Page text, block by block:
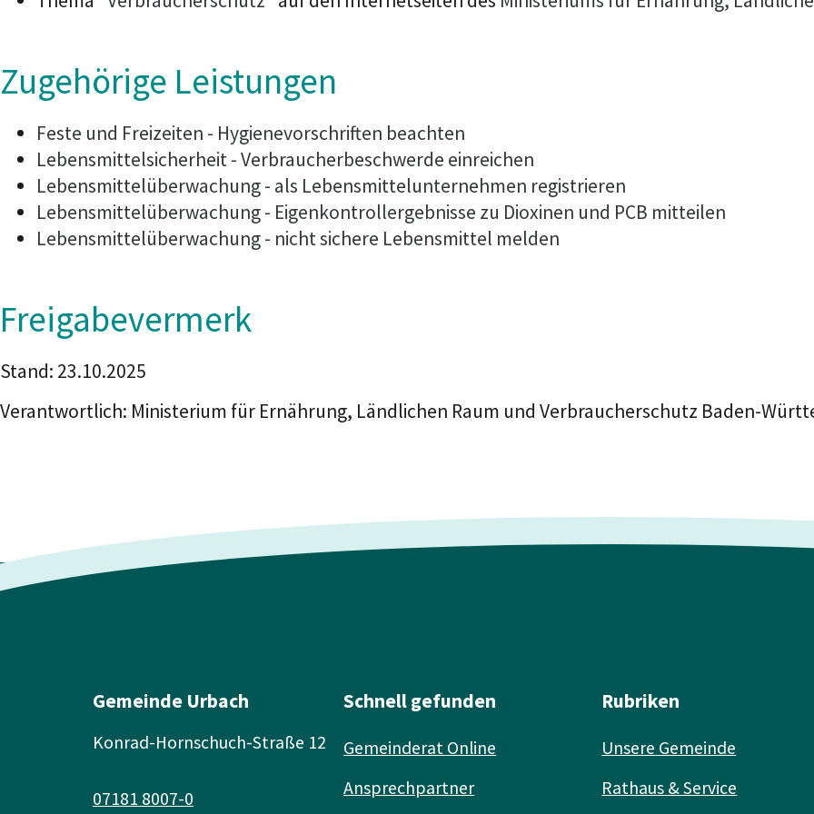
Zugehörige Leistungen
Feste und Freizeiten - Hygienevorschriften beachten
Lebensmittelsicherheit - Verbraucherbeschwerde einreichen
Lebensmittelüberwachung - als Lebensmittelunternehmen registrieren
Lebensmittelüberwachung - Eigenkontrollergebnisse zu Dioxinen und PCB mitteilen
Lebensmittelüberwachung - nicht sichere Lebensmittel melden
Freigabevermerk
Stand: 23.10.2025
Verantwortlich: Ministerium für Ernährung, Ländlichen Raum und Verbraucherschutz Baden-
Gemeinde Urbach
Konrad-Hornschuch-Straße 12
07181 8007-0
Schnell gefunden
Gemeinderat Online
Ansprechpartner
Rubriken
Unsere Gemeinde
Rathaus & Service